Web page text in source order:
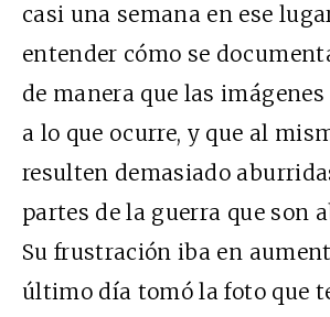
casi una semana en ese
entender cómo se
de manera que las imágenes
a lo que ocurre, y que al
resulten demasiado
partes de la guerra que son
Su frustración iba en
último día tomó la foto que